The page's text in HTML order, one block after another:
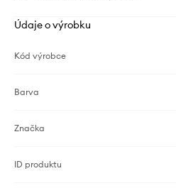
Údaje o výrobku
Kód výrobce
Barva
Značka
ID produktu